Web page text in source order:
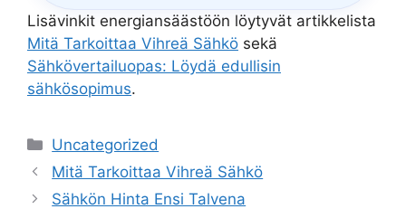
Lisävinkit energiansäästöön löytyvät artikkelista
Mitä Tarkoittaa Vihreä Sähkö sekä
Sähkövertailuopas: Löydä edullisin
sähkösopimus.
Categories
Uncategorized
Mitä Tarkoittaa Vihreä Sähkö
Sähkön Hinta Ensi Talvena